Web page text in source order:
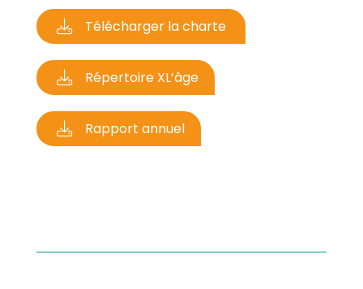
Télécharger la charte
Répertoire XL’âge
Rapport annuel